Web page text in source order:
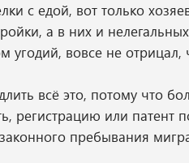
с едой, вот только
а в них и
угодий, вовсе не
всё это, потому что
регистрацию или патент
пребывания